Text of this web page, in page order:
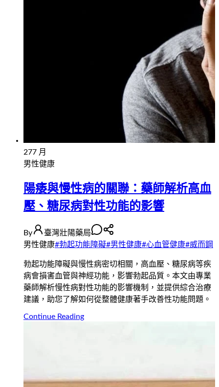
277 月
男性健康
陽痿與慢性病的關聯：藥師解析高血
壓、糖尿病對性功能的影響
By
臺灣壯陽藥局
男性健康#勃起功能障礙#男性健康#心血管健康#威而鋼
勃起功能障礙與慢性病密切相關，高血壓、糖尿病等疾
病會損害血管與神經功能，影響勃起品質。本文由專業
藥師解析慢性病對性功能的影響機制，並提供綜合治療
建議，助您了解如何從整體健康著手改善性功能問題。
Continue Reading